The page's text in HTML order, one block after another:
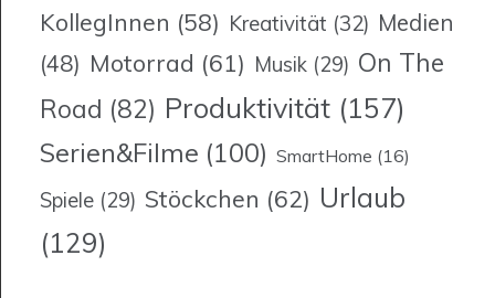
KollegInnen (58) Kreativität (32) Medien
(48) Motorrad (61) Musik (29) On The
Road (82) Produktivität (157)
Serien&Filme (100) SmartHome (16)
Spiele (29) Stöckchen (62) Urlaub
(129)